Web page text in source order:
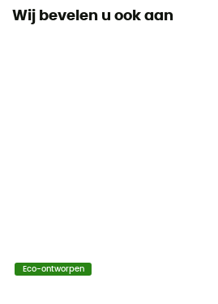
Wij bevelen u ook aan
Eco-ontworpen